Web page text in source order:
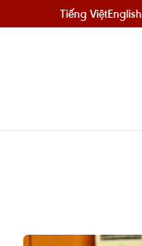
Tiếng ViệtEnglish